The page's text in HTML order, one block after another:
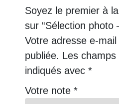
Soyez le premier à
sur “Sélection photo
Votre adresse e-
publiée. Les
indiqués avec *
Votre note *